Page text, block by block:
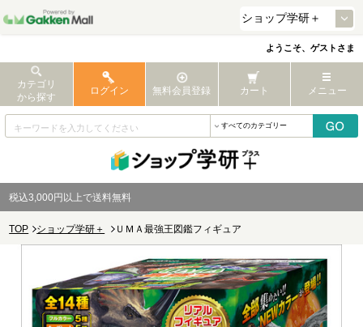
ようこそ、ゲストさま
カテゴリ
から探す
ログイン 無料会員登録 カート メニュー
税込3,000円以上で送料無料
TOP ショップ学研＋ ＵＭＡ最強王図鑑フィギュア